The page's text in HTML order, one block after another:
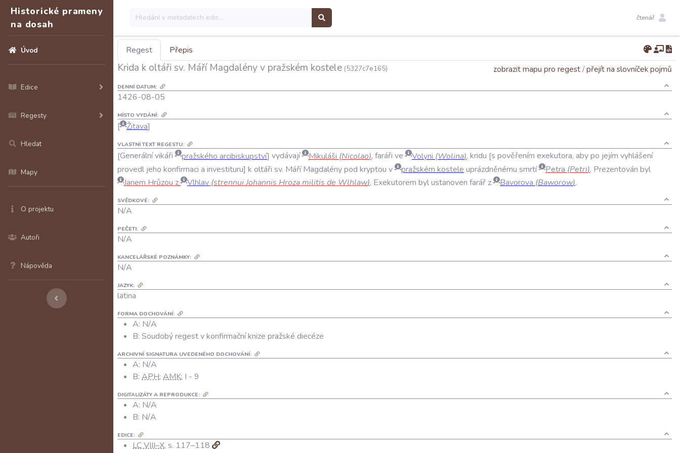
Historické prameny
na dosah
Úvod
Edice
Regesty
Hledat
Mapy
O projektu
Autoři
Nápověda
čtenář
Regest Přepis
Krida k oltáři sv. Máří Magdalény v pražském kostele (5327c7e165) zobrazit mapu pro regest/přejít na slovníček pojmů
DENNÍ DATUM:
1426-08-05
MÍSTO VYDÁNÍ:
Žitava
VLASTNÍ TEXT REGESTU:
Generálnívikáři pražského arcibiskupství vydávají Mikuláši (Nicolao), faráři ve Volyni (Wolina), kridu s pověřením exekutora, abypo jejím vyhlášení
provedl jeho konfirmaci a investituru k oltáři sv. Máří Magdalénypod kryptou v pražském kostele uprázdněnému smrtí Petra (Petri). Prezentován byl
Janem Hrůzou z Vlhlav (strennuiJohannis Hrozamilitis de Wlhlaw). Exekutorem bylustanoven farář z Bavorova (Baworow).
SVĚDKOVÉ:
N/A
PEČETI:
N/A
KANCELÁŘSKÉ POZNÁMKY:
N/A
JAZYK:
latina
FORMA DOCHOVÁNÍ:
A: N/A
B: Soudobý regest v konfirmační knize pražské diecéze
ARCHIVNÍ SIGNATURA UVEDENÉHO DOCHOVÁNÍ:
A: N/A
B: APH; AMK; I - 9
DIGITALIZÁTY A REPRODUKCE:
A: N/A
B: N/A
EDICE:
LC VIII–X, s. 117–118